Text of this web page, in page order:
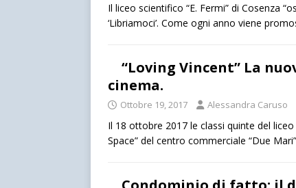
Il liceo scientifico “E. Fermi” di Cosenza
‘Libriamoci’. Come ogni anno viene
“Loving Vincent” La
cinema.
Ottobre 19, 2017 Alessandra Caruso
Il 18 ottobre 2017 le classi quinte del
Space” del centro commerciale “Due Mari”